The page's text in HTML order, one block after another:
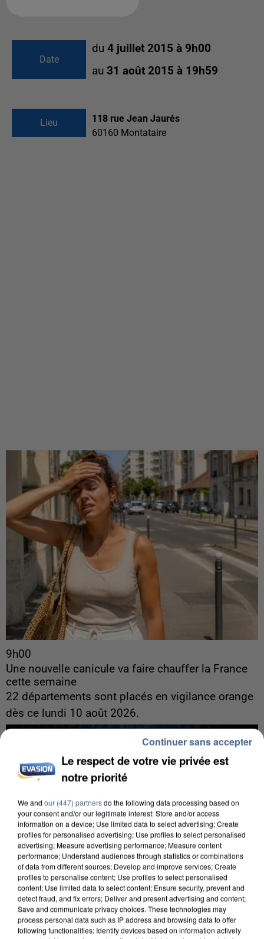
Date
du 4 juillet 2015 à 9h00
au 31 août 2015 à 19h59
Lieu
118 rue Jean Jaurés
60160 Montataire
9h00
Une nouvelle canicule va faire chauffer la France
cette semaine
22 départements sont placés en vigilance orange
dès ce lundi 10 août 2026.
7 août 2026
Le respect de votre vie privée est
notre priorité
We and our (447) partnersdo the following data processing based on
your consent and/or our legitimate interest: Store and/or access
information on a device; Use limited data to select advertising; Create
profiles for personalised advertising; Use profiles to select personalised
advertising; Measure advertising performance; Measure content
performance; Understand audiences through statistics or combinations
of data from different sources; Develop and improve services; Create
profiles to personalise content; Use profiles to select personalised
content; Use limited data to select content; Ensure security, prevent and
detect fraud, and fix errors; Deliver and present advertising and content;
Save and communicate privacy choices. These technologies may
process personal data such as IP address and browsing data to offer
following functionalities: Identify devices based on information actively
Continuer sans accepter